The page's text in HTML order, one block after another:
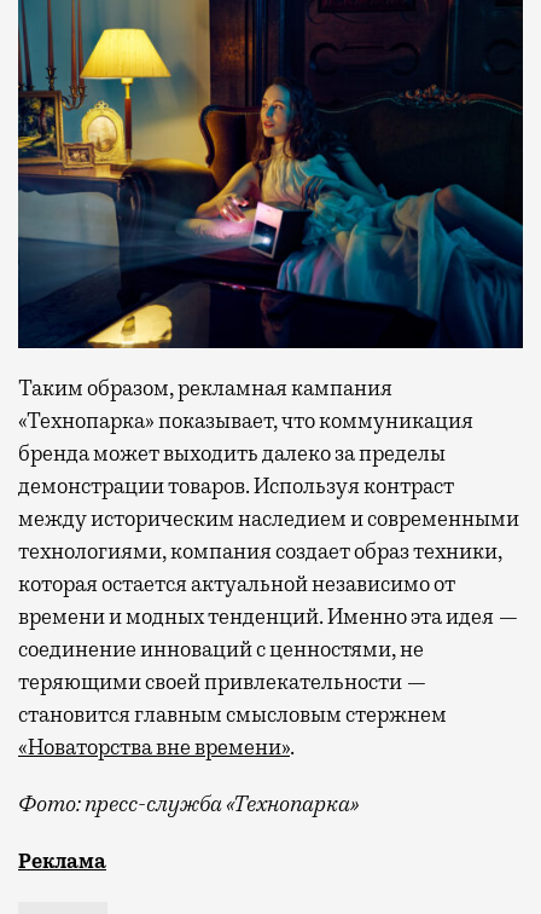
Таким образом, рекламная кампания
«Технопарка» показывает, что коммуникация
бренда может выходить далеко за пределы
демонстрации товаров. Используя контраст
между историческим наследием и современными
технологиями, компания создает образ техники,
которая остается актуальной независимо от
времени и модных тенденций. Именно эта идея —
соединение инноваций с ценностями, не
теряющими своей привлекательности —
становится главным смысловым стержнем
«Новаторства вне времени».
Фото: пресс-служба «Технопарка»
Рекламные кампании техники редко выходят за
Реклама